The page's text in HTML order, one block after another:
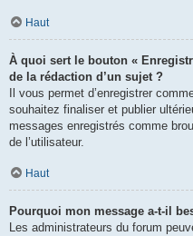
Haut
À quoi sert le bouton «
de la rédaction d’un sujet ?
Il vous permet d’enregistrer
souhaitez finaliser et publier
messages enregistrés comme
de l’utilisateur.
Haut
Pourquoi mon message a-t-il
Les administrateurs du forum